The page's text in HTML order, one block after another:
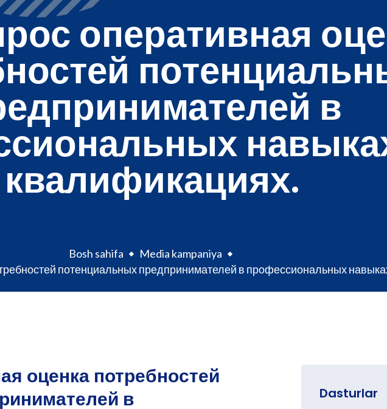
оперативная
в
квалификациях.
Bosh sahifa
Media kampaniya
потенциальных предпринимателей в профессиональных
оценка потребностей
в
Dasturlar